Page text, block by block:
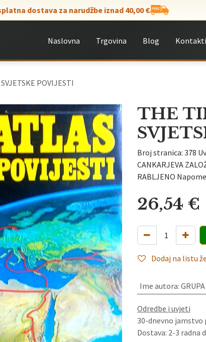
dostava za narudžbe iznad 40,00 €
Naslovna Trgovina Blog
POVIJESTI
THE
Broj stranica: 378
CANKARJEVA
RABLJENO
26,54 €
Dodaj na listu
Ime autora:
Odredbe i uvjeti
30-dnevno jamstvo
Dostava: 2-3 radna